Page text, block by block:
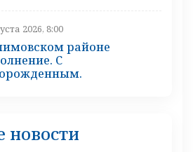
2026, 8:00
районе
С
новости